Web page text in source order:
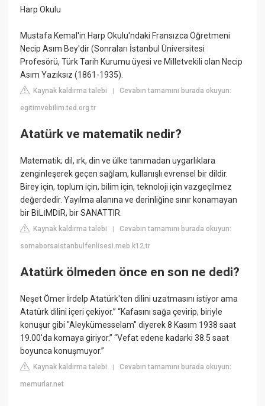
Harp Okulu
Mustafa Kemal'in Harp Okulu'ndaki Fransızca Öğretmeni
Necip Asım Bey'dir (Sonraları İstanbul Üniversitesi
Profesörü, Türk Tarih Kurumu üyesi ve Milletvekili olan Necip
Asım Yazıksız (1861-1935).
Kaynak kaldırma talebi |Cevabın tamamını burada okuyun:
egitimvebilim.ted.org.tr
Atatürk ve matematik nedir?
Matematik; dil, ırk, din ve ülke tanımadan uygarlıklara
zenginleşerek geçen sağlam, kullanışlı evrensel bir dildir.
Birey için, toplum için, bilim için, teknoloji için vazgeçilmez
değerdedir. Yayılma alanına ve derinliğine sınır konamayan
bir BİLİMDİR, bir SANATTIR.
Kaynak kaldırma talebi |Cevabın tamamını burada okuyun:
somaborsaistanbulfenlisesi.meb.k12.tr
Atatürk ölmeden önce en son ne dedi?
Neşet Ömer İrdelp Atatürk'ten dilini uzatmasını istiyor ama
Atatürk dilini içeri çekiyor.” “Kafasını sağa çevirip, biriyle
konuşur gibi "Aleykümesselam" diyerek 8 Kasım 1938 saat
19.00'da komaya giriyor.” “Vefat edene kadarki 38.5 saat
boyunca konuşmuyor.”
Kaynak kaldırma talebi |Cevabın tamamını burada okuyun:
memurlar.net